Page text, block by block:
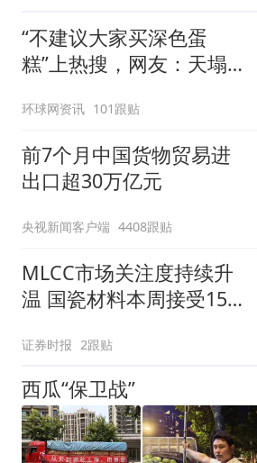
“不建议大家买深色蛋
糕”上热搜，网友：天塌
环球网资讯 101跟贴
前7个月中国货物贸易进
出口超30万亿元
央视新闻客户端 4408跟贴
MLCC市场关注度持续升
温 国瓷材料本周接受152
证券时报 2跟贴
西瓜“保卫战”